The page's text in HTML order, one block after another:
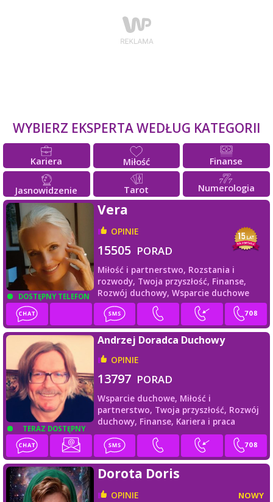
WYBIERZ EKSPERTA WEDŁUG KATEGORII
Kariera Miłość Finanse
Jasnowidzenie Tarot Numerologia
DOSTĘPNY TELEFON
Vera
OPINIE
15505 PORAD
Miłość i partnerstwo, Rozstania i
rozwody, Twoja przyszłość, Finanse,
Rozwój duchowy, Wsparcie duchowe
TERAZ DOSTĘPNY
Andrzej Doradca Duchowy
OPINIE
13797 PORAD
Wsparcie duchowe, Miłość i
partnerstwo, Twoja przyszłość, Rozwój
duchowy, Finanse, Kariera i praca
Dorota Doris
OPINIE NOWY